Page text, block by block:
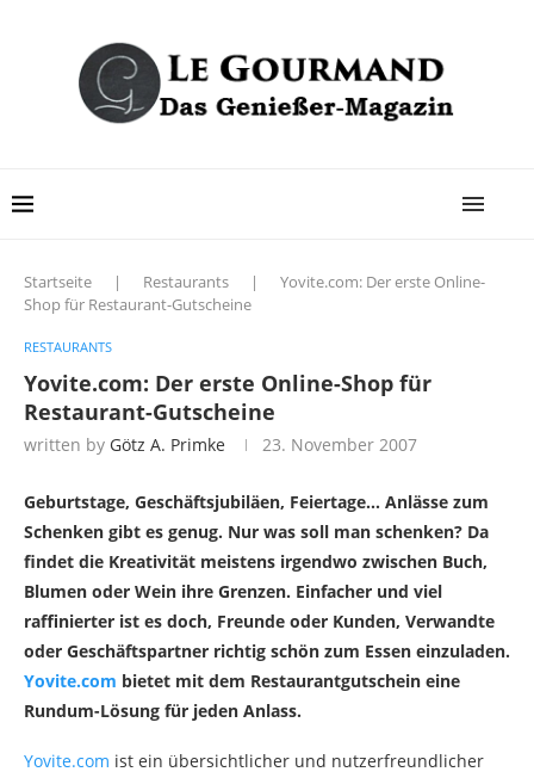
Startseite | Restaurants |
Yovite.com: Der erste Online-
Shop für Restaurant-Gutscheine
RESTAURANTS
Yovite.com: Der erste Online-Shop für
Restaurant-Gutscheine
written by Götz A. Primke 23. November 2007
Geburtstage, Geschäftsjubiläen, Feiertage… Anlässe zum
Schenken gibt es genug. Nur was soll man schenken? Da
findet die Kreativität meistens irgendwo zwischen Buch,
Blumen oder Wein ihre Grenzen. Einfacher und viel
raffinierter ist es doch, Freunde oder Kunden, Verwandte
oder Geschäftspartner richtig schön zum Essen einzuladen.
Yovite.com bietet mit dem Restaurantgutschein eine
Rundum-Lösung für jeden Anlass.
Yovite.com ist ein übersichtlicher und nutzerfreundlicher